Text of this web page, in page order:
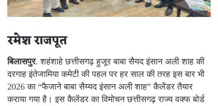
रमेश राजपूत
बिलासपुर. शहंशाहे छत्तीसगढ़ हुजूर बाबा सैयद इंसान अली शाह की
दरगाह इंतेजामिया कमेटी की पहल पर हर साल की तरह इस बार भी
2026 का “फैजाने बाबा सैय्यद इंसान अली शाह” कैलेंडर तैयार
कराया गया है। इस कैलेंडर का विमोचन छत्तीसगढ़ राज्य वक्फ बोर्ड